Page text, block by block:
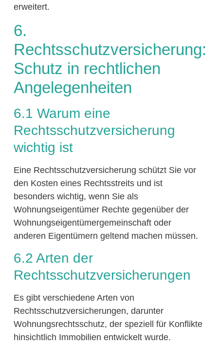
erweitert.
6.
Rechtsschutzversicherung:
Schutz in rechtlichen
Angelegenheiten
6.1 Warum eine
Rechtsschutzversicherung
wichtig ist
Eine Rechtsschutzversicherung schützt Sie vor
den Kosten eines Rechtsstreits und ist
besonders wichtig, wenn Sie als
Wohnungseigentümer Rechte gegenüber der
Wohnungseigentümergemeinschaft oder
anderen Eigentümern geltend machen müssen.
6.2 Arten der
Rechtsschutzversicherungen
Es gibt verschiedene Arten von
Rechtsschutzversicherungen, darunter
Wohnungsrechtsschutz, der speziell für Konflikte
hinsichtlich Immobilien entwickelt wurde.